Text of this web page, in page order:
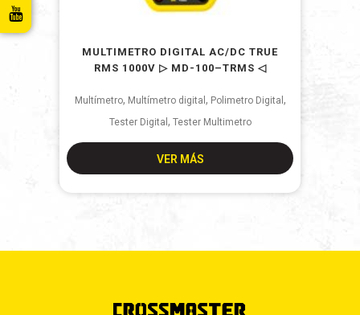
MULTIMETRO DIGITAL AC/DC TRUE
RMS 1000V ▷ MD-100–TRMS ◁
Multímetro, Multímetro digital , Polimetro Digital ,
Tester Digital , Tester Multimetro
VER MÁS